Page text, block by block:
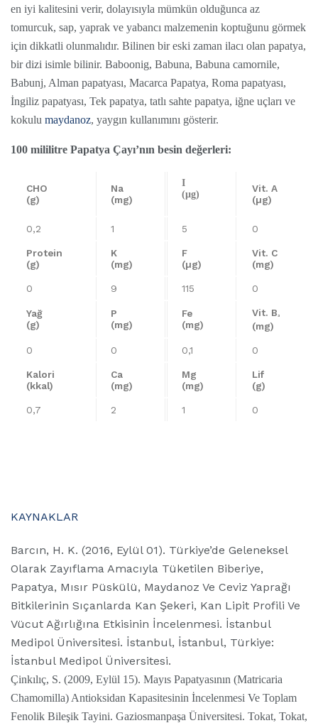
en iyi kalitesini verir, dolayısıyla mümkün olduğunca az
tomurcuk, sap, yaprak ve yabancı malzemenin koptuğunu görmek
için dikkatli olunmalıdır. Bilinen bir eski zaman ilacı olan papatya,
bir dizi isimle bilinir. Baboonig, Babuna, Babuna camornile,
Babunj, Alman papatyası, Macarca Papatya, Roma papatyası,
İngiliz papatyası, Tek papatya, tatlı sahte papatya, iğne uçları ve
kokulu maydanoz, yaygın kullanımını gösterir.
100 mililitre Papatya Çayı’nın besin değerleri:
CHO
(g)
Na
(mg)
I
(µg)
Vit. A
(µg)
0,2 1 5 0
Protein
(g)
K
(mg)
F
(µg)
Vit. C
(mg)
0 9 115 0
Yağ
(g)
P
(mg)
Fe
(mg)
Vit. B³
(mg)
0 0 0,1 0
Kalori
(kkal)
Ca
(mg)
Mg
(mg)
Lif
(g)
0,7 2 1 0
KAYNAKLAR
Barcın, H. K. (2016, Eylül 01). Türkiye’de Geleneksel
Olarak Zayıflama Amacıyla Tüketilen Biberiye,
Papatya, Mısır Püskülü, Maydanoz Ve Ceviz Yaprağı
Bitkilerinin Sıçanlarda Kan Şekeri, Kan Lipit Profili Ve
Vücut Ağırlığına Etkisinin İncelenmesi. İstanbul
Medipol Üniversitesi. İstanbul, İstanbul, Türkiye:
İstanbul Medipol Üniversitesi.
Çinkılıç, S. (2009, Eylül 15). Mayıs Papatyasının (Matricaria
Chamomilla) Antioksidan Kapasitesinin İncelenmesi Ve Toplam
Fenolik Bileşik Tayini. Gaziosmanpaşa Üniversitesi. Tokat, Tokat,